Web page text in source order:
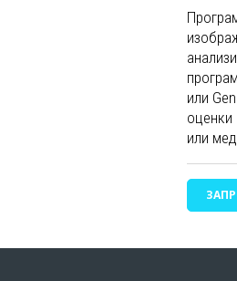
или
оценки
или